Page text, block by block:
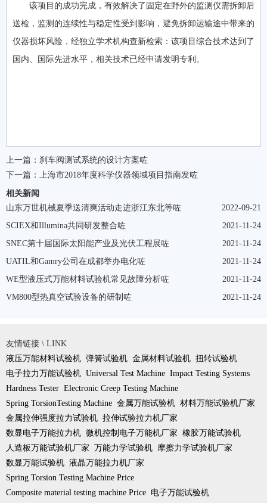
该项目的成功完成，有效解决了固定在野外的监测仪需拆卸后
送检，监测的连续性与稳定性受到影响，避免拆卸运输途中带来的
仪器损坏风险，经独立学术机构查新检索：该项目综合技术达到了
国内、国际先进水平，相关技术已经申请发明专利。
上一篇： 刹车阀测试系统的设计方案咗
下一篇：
上海市2018年度科学仪器领域项目指南发咗
相关新闻
2022-09-21
山东万世机械夏季送清爽活动走进浙江东北等咗
2021-11-24
SCIEX和Illumina共同研发整合咗
2021-11-24
SNEC第十届国际太阳能产业及光伏工程展咗
2021-11-24
UATIL和Gamry公司在成都举办电化咗
2021-11-24
WE型液压式万能材料试验机常见故障分析咗
2021-11-24
VM800型热真空试验设备的研制咗
友情链接 \ LINK
液压万能材料试验机 弹簧试验机 金属材料试验机 扭转试验机
电子拉力万能试验机 Universal Test Machine Impact Testing Systems
Hardness Tester Electronic Creep Testing Machine
Spring TorsionTesting Machine 金属万能试验机 材料万能试验机厂家
金属拉伸强度拉力试验机 拉伸试验拉力机厂家
数显电子万能拉力机 微机控制电子万能机厂家 橡胶万能试验机
人造板万能试验机厂家 万能力学试验机 摩擦力学试验机厂家
数显万能试验机 液晶万能拉力机厂家
Spring Torsion Testing Machine Price
Composite material testing machine Price 电子万能试验机